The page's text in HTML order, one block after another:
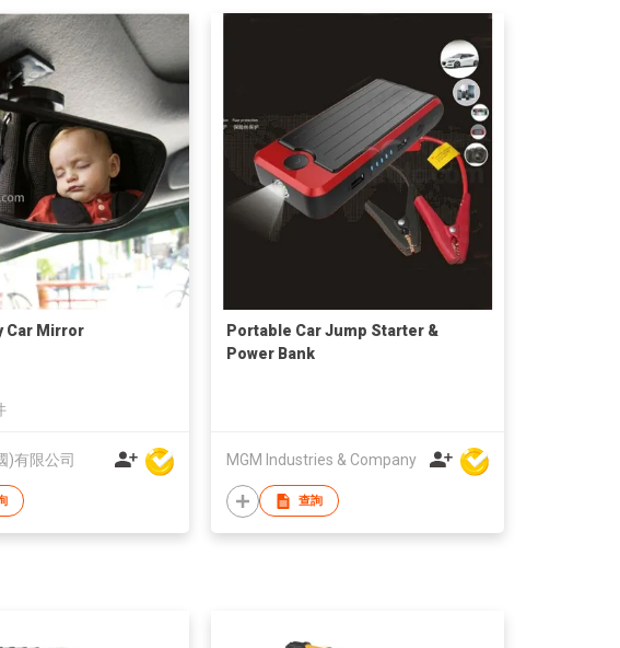
Car Mirror
)有限公司
Portable Car Jump Starter &
Power Bank
MGM Industries & Company
查詢